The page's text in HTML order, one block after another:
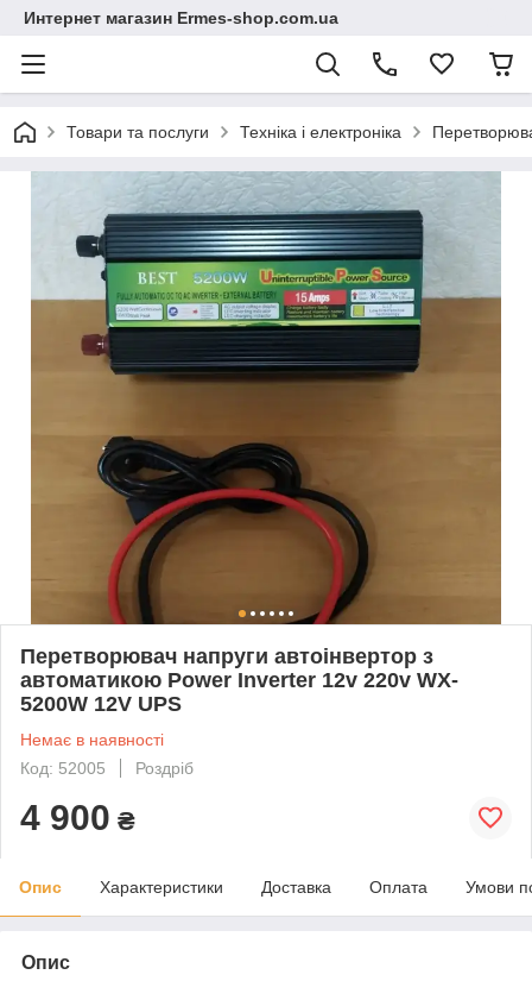
Интернет магазин Ermes-shop.com.ua
Товари та послуги Техніка і електроніка
Перетворювач напруги автоінвертор з
автоматикою Power Inverter 12v 220v WX-
5200W 12V UPS
Немає в наявності
Код: 52005
Роздріб
4 900 ₴
Опис Характеристики Доставка Оплата Умови
Опис